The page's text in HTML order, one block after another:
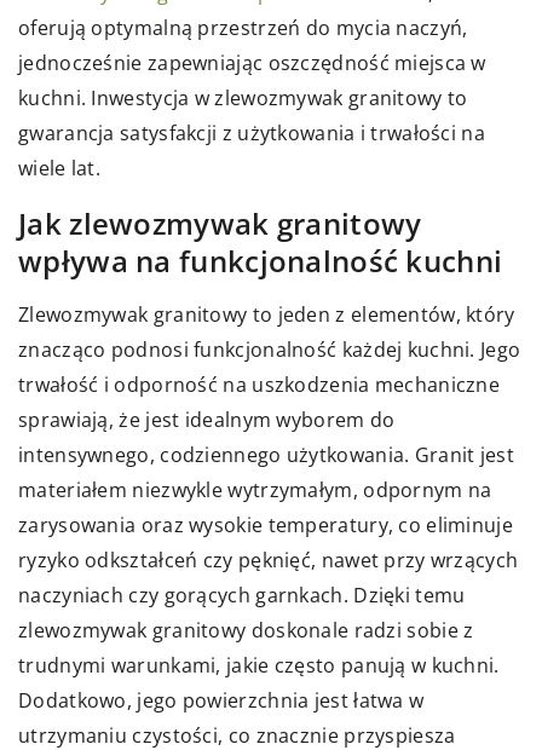
oferują optymalną przestrzeń do mycia naczyń,
jednocześnie zapewniając oszczędność miejsca w
kuchni. Inwestycja w zlewozmywak granitowy to
gwarancja satysfakcji z użytkowania i trwałości na
wiele lat.
Jak zlewozmywak granitowy
wpływa na funkcjonalność kuchni
Zlewozmywak granitowy to jeden z elementów, który
znacząco podnosi funkcjonalność każdej kuchni. Jego
trwałość i odporność na uszkodzenia mechaniczne
sprawiają, że jest idealnym wyborem do
intensywnego, codziennego użytkowania. Granit jest
materiałem niezwykle wytrzymałym, odpornym na
zarysowania oraz wysokie temperatury, co eliminuje
ryzyko odkształceń czy pęknięć, nawet przy wrzących
naczyniach czy gorących garnkach. Dzięki temu
zlewozmywak granitowy doskonale radzi sobie z
trudnymi warunkami, jakie często panują w kuchni.
Dodatkowo, jego powierzchnia jest łatwa w
utrzymaniu czystości, co znacznie przyspiesza